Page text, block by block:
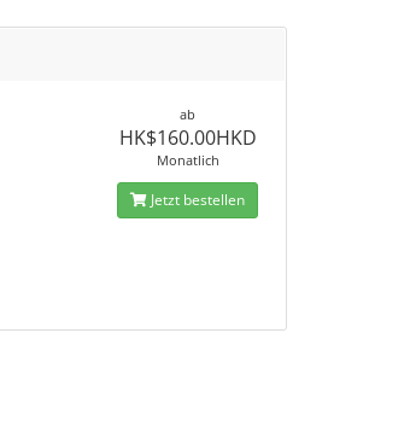
ab
HK$160.00HKD
Monatlich
Jetzt bestellen